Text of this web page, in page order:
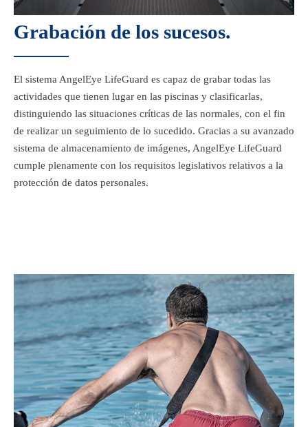
Grabación de los sucesos.
El sistema AngelEye LifeGuard es capaz de grabar todas las
actividades que tienen lugar en las piscinas y clasificarlas,
distinguiendo las situaciones críticas de las normales, con el fin
de realizar un seguimiento de lo sucedido. Gracias a su avanzado
sistema de almacenamiento de imágenes, AngelEye LifeGuard
cumple plenamente con los requisitos legislativos relativos a la
protección de datos personales.